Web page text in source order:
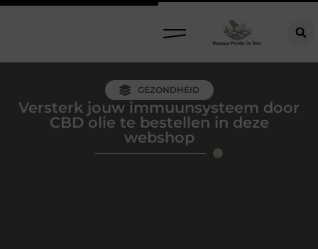
GEZONDHEID
Versterk jouw immuunsysteem door
CBD olie te bestellen in deze
webshop